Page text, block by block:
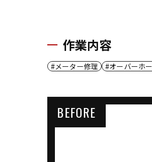
作業内容
メーター修理 オーバーホ